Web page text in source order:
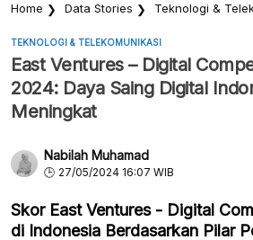
Home Data Stories Teknologi &
TEKNOLOGI & TELEKOMUNIKASI
East Ventures – Digital
2024: Daya Saing Digital
Meningkat
Nabilah Muhamad
27/05/2024 16:07 WIB
Skor East Ventures - Digital
di Indonesia Berdasarkan Pilar